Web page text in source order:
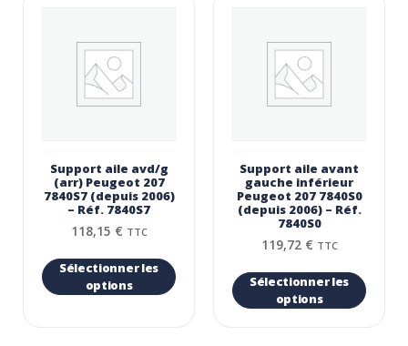
Support aile avd/g
(arr) Peugeot 207
7840S7 (depuis 2006)
– Réf. 7840S7
118,15 € TTC
Sélectionner les
options
Support aile avant
gauche inférieur
Peugeot 207 7840S0
(depuis 2006) – Réf.
7840S0
119,72 € TTC
Sélectionner les
options